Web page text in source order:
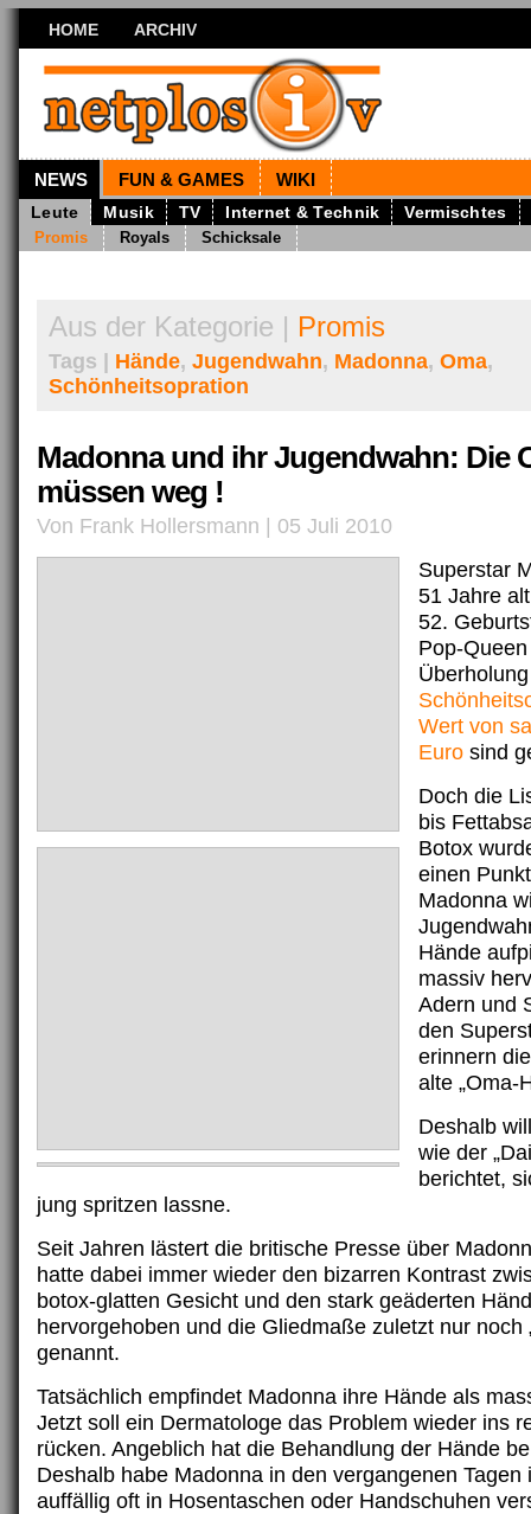
HOME ARCHIV
NEWS FUN & GAMES WIKI
Leute Musik TV Internet & Technik Vermischtes
Promis Royals Schicksale
Aus der Kategorie | Promis
Tags | Hände, Jugendwahn, Madonna, Oma,
Schönheitsopration
Madonna und ihr Jugendwahn: Die
müssen weg !
Von Frank Hollersmann | 05 Juli 2010
Superstar
51 Jahre
52.
Pop-
Wert von
Euro sind
Doch die
bis
Botox
einen
Madonna
Hände
massiv
Adern und
den
erinnern
alte „Oma-
Deshalb
wie der
berichtet,
jung spritzen lassne.
Seit Jahren lästert die britische Presse über
hatte dabei immer wieder den bizarren Kontrast
botox-glatten Gesicht und den stark geäderten
hervorgehoben und die Gliedmaße zuletzt nur noch
genannt.
Tatsächlich empfindet Madonna ihre Hände als
Jetzt soll ein Dermatologe das Problem wieder ins
rücken. Angeblich hat die Behandlung der Hände
Deshalb habe Madonna in den vergangenen Tagen
auffällig oft in Hosentaschen oder Handschuhen